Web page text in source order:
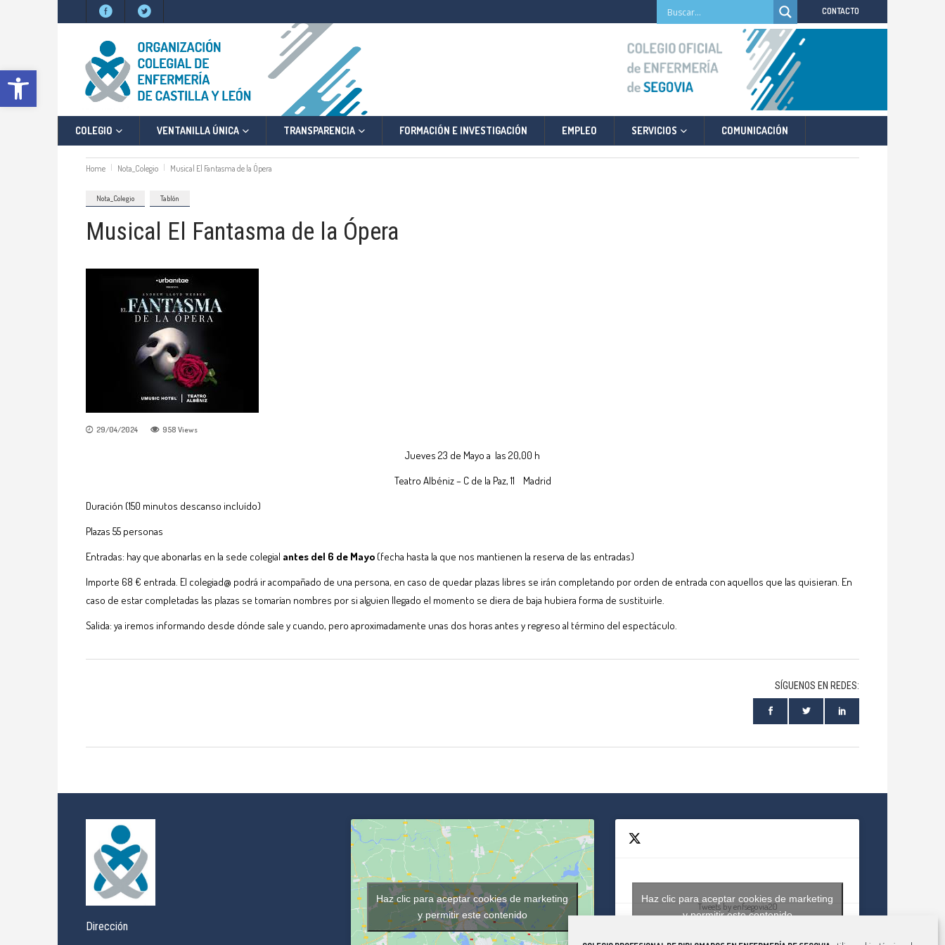
Abrir barra de herramientas
CONTACTO
COLEGIO VENTANILLA ÚNICA TRANSPARENCIA FORMACIÓN E INVESTIGACIÓN EMPLEO SERVICIOS COMUNICACIÓN
Home Nota_Colegio Musical El Fantasma de la Ópera
Nota_Colegio Tablón
Musical El Fantasma de la Ópera
29/04/2024 958 Views
Jueves 23 de Mayo a las 20,00 h
Teatro Albéniz – C de la Paz, 11 Madrid
Duración (150 minutos descanso incluído)
Plazas 55 personas
Entradas: hay que abonarlas en la sede colegial antes del 6 de Mayo (fecha hasta la que nos mantienen la reserva de las entradas)
Importe 68 € entrada. El colegiad@ podrá ir acompañado de una persona, en caso de quedar plazas libres se irán completando por orden de entrada con aquellos que las quisieran. En
caso de estar completadas las plazas se tomarían nombres por si alguien llegado el momento se diera de baja hubiera forma de sustituirle.
Salida: ya iremos informando desde dónde sale y cuando, pero aproximadamente unas dos horas antes y regreso al término del espectáculo.
SÍGUENOS EN REDES:
Dirección
Haz clic para aceptar cookies de marketing
y permitir este contenido
Tweets by enfsegovia20
Haz clic para aceptar cookies de marketing
y permitir este contenido